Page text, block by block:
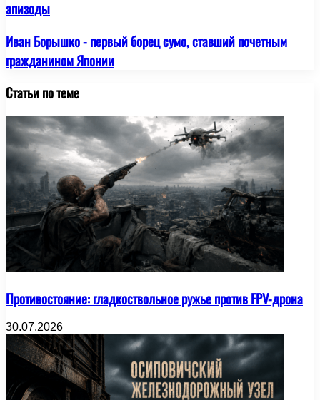
эпизоды
Иван Борышко - первый борец сумо, ставший почетным
гражданином Японии
Статьи по теме
Противостояние: гладкоствольное ружье против FPV-дрона
30.07.2026